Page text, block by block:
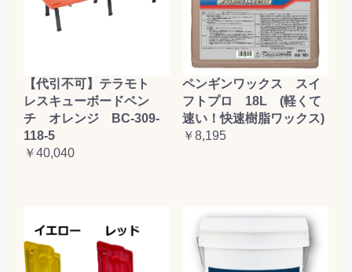
【代引不可】テラモト
レスキューボードベン
チ オレンジ BC-309-
118-5
￥40,040
ペンギンワックス スイ
フトプロ 18L (軽くて
速い！快速樹脂ワックス)
￥8,195